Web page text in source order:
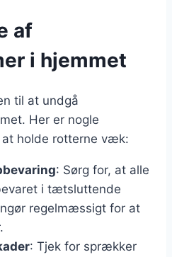
af
i hjemmet
til at undgå
Her er nogle
holde rotterne væk:
: Sørg for, at alle
i tætsluttende
regelmæssigt for at
: Tjek for sprækker